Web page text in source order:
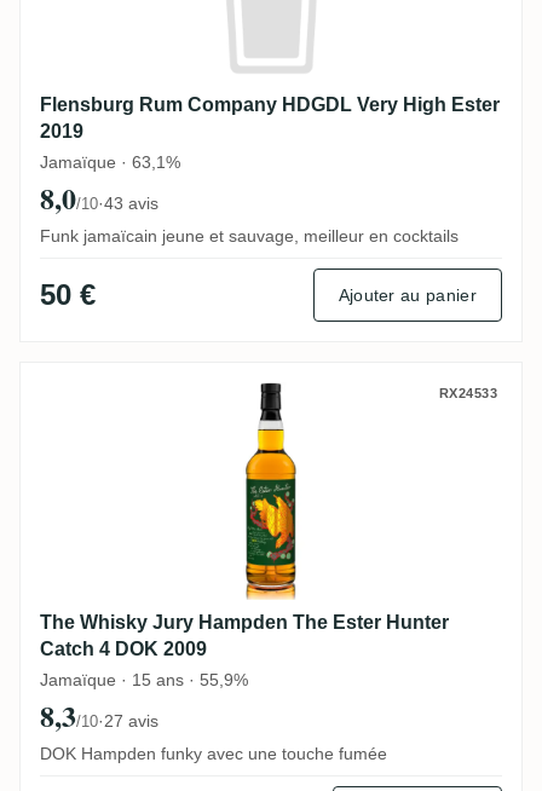
Flensburg Rum Company HDGDL Very High Ester
2019
Jamaïque · 63,1%
8,0/10·43 avis
Funk jamaïcain jeune et sauvage, meilleur en cocktails
50 € Ajouter au panier
The Whisky Jury Hampden The Ester
RX24533
The Whisky Jury Hampden The Ester Hunter
Catch 4 DOK 2009
Jamaïque · 15 ans · 55,9%
8,3/10·27 avis
DOK Hampden funky avec une touche fumée